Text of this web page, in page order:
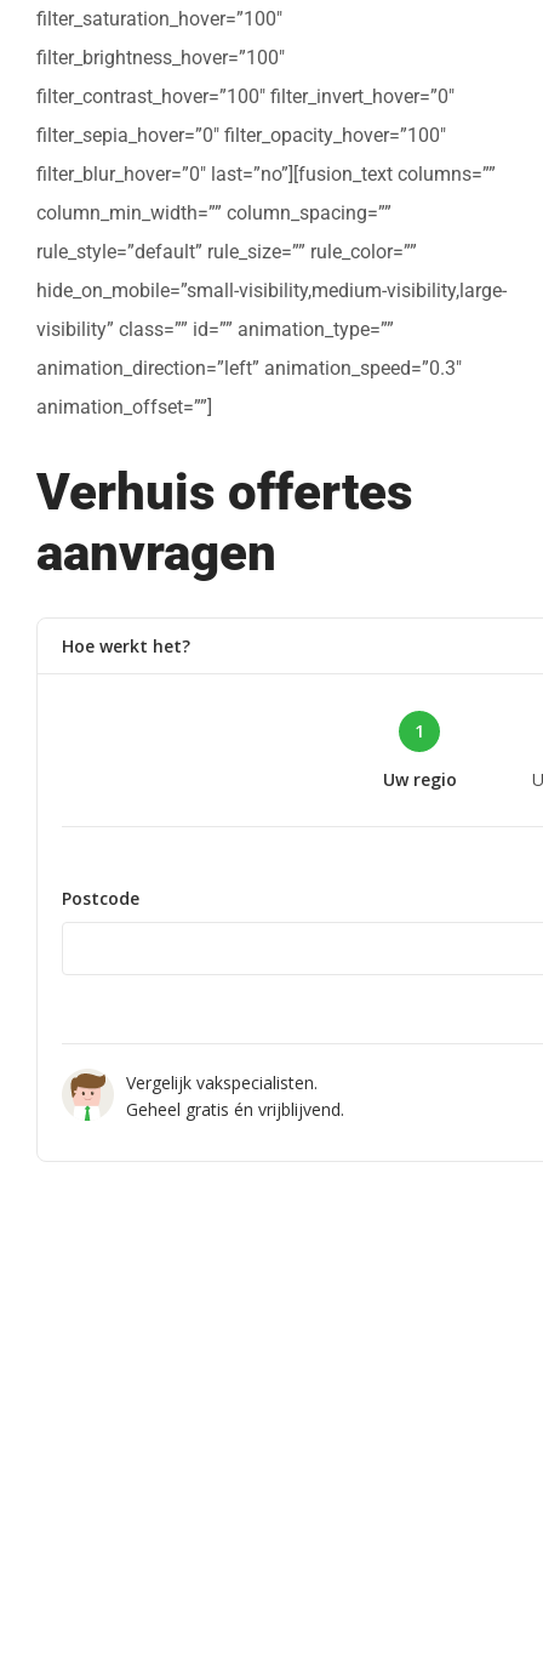
filter_saturation_hover=”100″
filter_brightness_hover=”100″
filter_contrast_hover=”100″ filter_invert_hover=”0″
filter_sepia_hover=”0″ filter_opacity_hover=”100″
filter_blur_hover=”0″ last=”no”][fusion_text columns=””
column_min_width=”” column_spacing=””
rule_style=”default” rule_size=”” rule_color=””
hide_on_mobile=”small-visibility,medium-visibility,large-
visibility” class=”” id=”” animation_type=””
animation_direction=”left” animation_speed=”0.3″
animation_offset=””]
Verhuis offertes
aanvragen